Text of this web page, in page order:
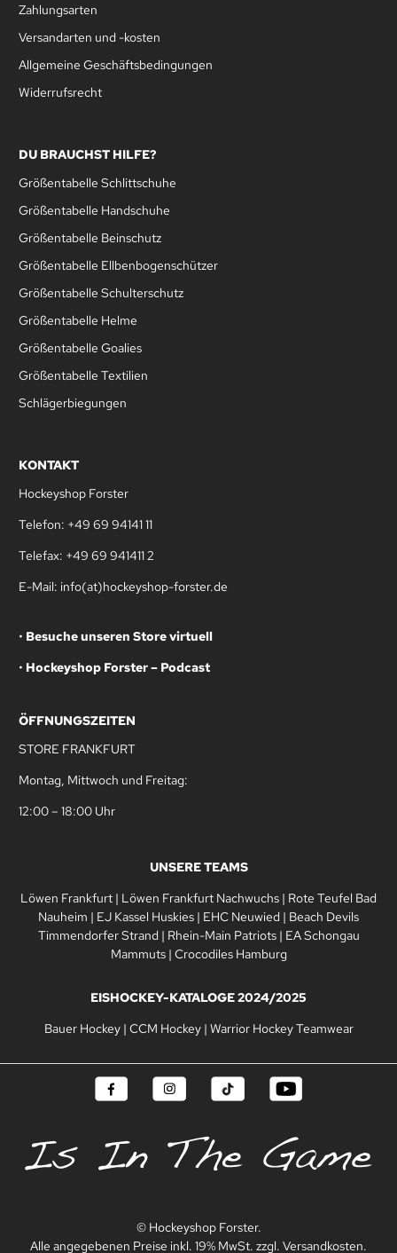
Zahlungsarten
Versandarten und -kosten
Allgemeine Geschäftsbedingungen
Widerrufsrecht
DU BRAUCHST HILFE?
Größentabelle Schlittschuhe
Größentabelle Handschuhe
Größentabelle Beinschutz
Größentabelle Ellbenbogenschützer
Größentabelle Schulterschutz
Größentabelle Helme
Größentabelle Goalies
Größentabelle Textilien
Schlägerbiegungen
KONTAKT
Hockeyshop Forster
Telefon: +49 69 94141 11
Telefax: +49 69 941411 2
E-Mail: info(at)hockeyshop-forster.de
• Besuche unseren Store virtuell
• Hockeyshop Forster – Podcast
ÖFFNUNGSZEITEN
STORE FRANKFURT
Montag, Mittwoch und Freitag:
12:00 – 18:00 Uhr
UNSERE TEAMS
Löwen Frankfurt | Löwen Frankfurt Nachwuchs | Rote Teufel Bad
Nauheim | EJ Kassel Huskies | EHC Neuwied | Beach Devils
Timmendorfer Strand | Rhein-Main Patriots| EA Schongau
Mammuts| Crocodiles Hamburg
EISHOCKEY-KATALOGE 2024/2025
Bauer Hockey| CCM Hockey| Warrior Hockey Teamwear
© Hockeyshop Forster.
Alle angegebenen Preise inkl. 19% MwSt. zzgl. Versandkosten.